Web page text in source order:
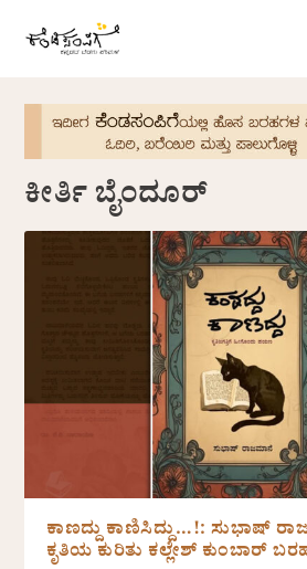
ಕೀರ್ತಿ ಬೈಂದೂರ್
ಕಾಣದ್ದು ಕಾಣಿಸಿದ್ದು…!: ಸುಭಾಷ್‌
ಕೃತಿಯ ಕುರಿತು ಕಲ್ಲೇಶ್ ಕುಂಬಾರ್